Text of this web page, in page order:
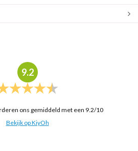
9.2
ons gemiddeld met een 9.2/10
Bekijk op KiyOh